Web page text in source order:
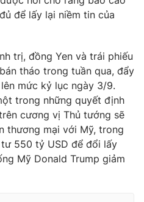
897 897
để lấy lại niềm tin của
trị, đồng Yen và trái phiếu
tháo trong tuần qua, đẩy
mức kỷ lục ngày 3/9.
trong những quyết định
cương vị Thủ tướng sẽ
thương mại với Mỹ, trong
550 tỷ USD để đổi lấy
Mỹ Donald Trump giảm